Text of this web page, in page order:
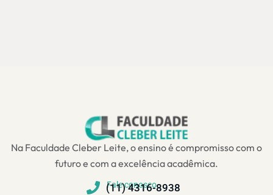
Na Faculdade Cleber Leite, o ensino é compromisso com o
futuro e com a excelência acadêmica.
Fale conosco
(11) 4316-8938